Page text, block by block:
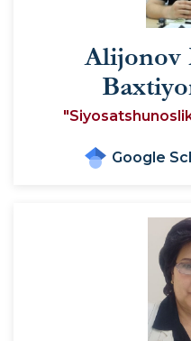
Alijonov
Google